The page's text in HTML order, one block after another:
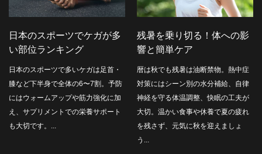
日本のスポーツでケガが多
い部位ランキング
日本のスポーツで多いケガは足首・
膝など下半身で全体の6〜7割。予防
にはウォームアップや筋力強化に加
え、サプリメントでの栄養サポート
も大切です。...
残暑を乗り切る！体への影
響と簡単ケア
暦は秋でも残暑は油断禁物。熱中症
対策にはシーン別の水分補給、自律
神経を守る体温調整、快眠の工夫が
大切。温かい食事や休養で夏の疲れ
を残さず、元気に秋を迎えましょ
う...